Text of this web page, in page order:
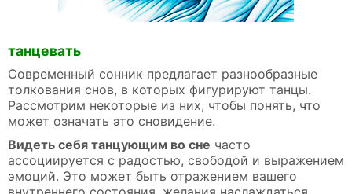
танцевать
Современный сонник предлагает разнообразные
толкования снов, в которых фигурируют танцы.
Рассмотрим некоторые из них, чтобы понять, что
может означать это сновидение.
Видеть себя танцующим во сне часто
ассоциируется с радостью, свободой и выражением
эмоций. Это может быть отражением вашего